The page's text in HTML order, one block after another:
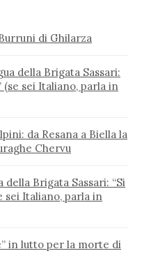
di Ghilarza
della Brigata Sassari:
(se sei Italiano, parla in
da Resana a Biella la
Chervu
della Brigata Sassari: “Si
sei Italiano, parla in
in lutto per la morte di